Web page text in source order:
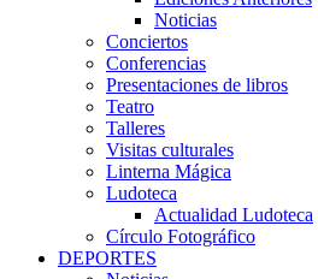
Noticias
Conciertos
Conferencias
Presentaciones de libros
Teatro
Talleres
Visitas culturales
Linterna Mágica
Ludoteca
Actualidad Ludoteca
Círculo Fotográfico
DEPORTES